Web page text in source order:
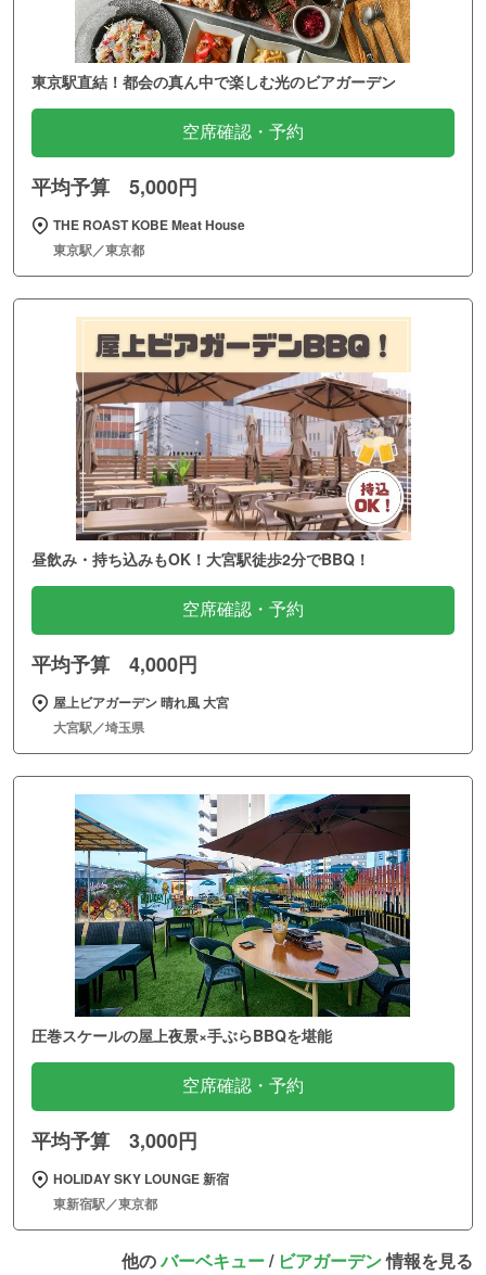
東京駅直結！都会の真ん中で楽しむ光のビアガーデン
空席確認・予約
平均予算 5,000円
THE ROAST KOBE Meat House
東京駅／東京都
昼飲み・持ち込みもOK！大宮駅徒歩2分でBBQ！
空席確認・予約
平均予算 4,000円
屋上ビアガーデン 晴れ風 大宮
大宮駅／埼玉県
圧巻スケールの屋上夜景×手ぶらBBQを堪能
空席確認・予約
平均予算 3,000円
HOLIDAY SKY LOUNGE 新宿
東新宿駅／東京都
他のバーベキュー/ ビアガーデン情報を見る